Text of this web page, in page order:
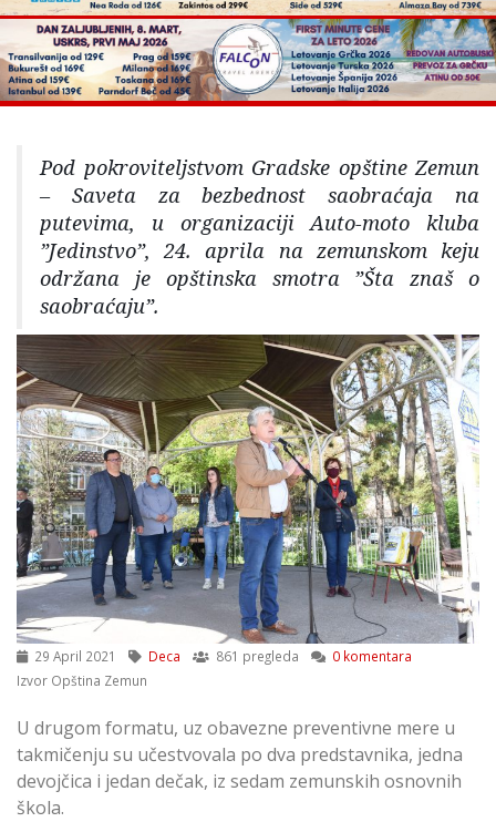
Pod pokroviteljstvom Gradske opštine Zemun
– Saveta za bezbednost saobraćaja na
putevima, u organizaciji Auto-moto kluba
”Jedinstvo”, 24. aprila na zemunskom keju
održana je opštinska smotra ”Šta znaš o
saobraćaju”.
29 April 2021 Deca 861 pregleda
0 komentara
Izvor Opština Zemun
U drugom formatu, uz obavezne preventivne mere u
takmičenju su učestvovala po dva predstavnika, jedna
devojčica i jedan dečak, iz sedam zemunskih osnovnih
škola.